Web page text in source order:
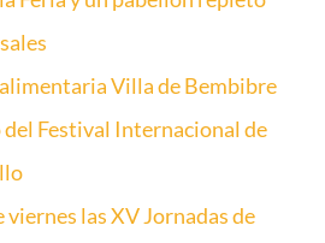
Villa de Bembibre
Festival Internacional de
las XV Jornadas de